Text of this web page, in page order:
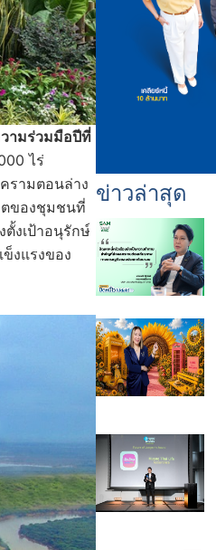
ามร่วมมือปีที่
ไร่
รามตอนล่าง
ของชุมชนที่
งเป้าอนุรักษ์
งแรงของ
ข่าวล่าสุด